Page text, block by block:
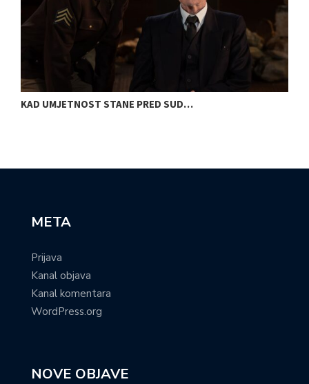
KAD UMJETNOST STANE PRED SUD…
META
Prijava
Kanal objava
Kanal komentara
WordPress.org
NOVE OBJAVE